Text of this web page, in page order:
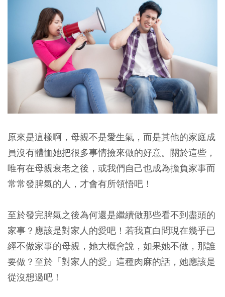
原來是這樣啊，母親不是愛生氣，而是其他的家庭成
員沒有體恤她把很多事情撿來做的好意。關於這些，
唯有在母親衰老之後，或我們自己也成為擔負家事而
常常發脾氣的人，才會有所領悟吧！
至於發完脾氣之後為何還是繼續做那些看不到盡頭的
家事？應該是對家人的愛吧！若我直白問現在幾乎已
經不做家事的母親，她大概會說，如果她不做，那誰
要做？至於「對家人的愛」這種肉麻的話，她應該是
從沒想過吧！